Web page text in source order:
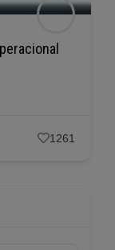
1261